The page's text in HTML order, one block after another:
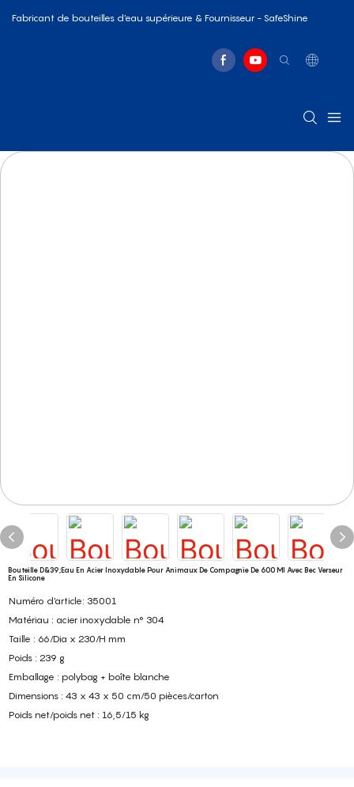
Fabricant de bouteilles d'eau supérieure & Fournisseur - SafeShine
Bouteille D&39;eau En Acier Inoxydable Pour Animaux De Compagnie De 600 Ml Avec Bec Verseur
En Silicone
Numéro d'article: 35001
Matériau : acier inoxydable n° 304
Taille : 66/Dia x 230/H mm
Poids : 239 g
Emballage : polybag + boîte blanche
Dimensions : 43 x 43 x 50 cm/50 pièces/carton
Poids net/poids net : 16,5/15 kg